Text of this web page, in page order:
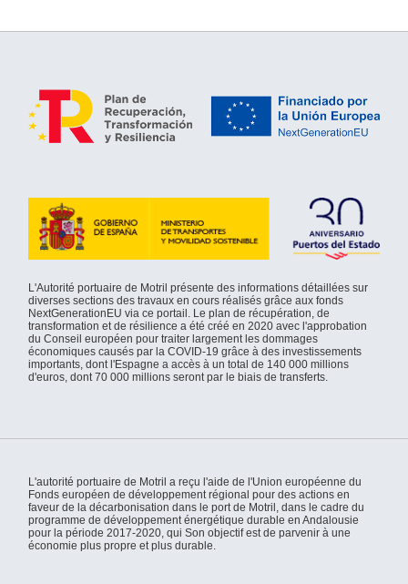
L'Autorité portuaire de Motril présente des informations détaillées sur
diverses sections des travaux en cours réalisés grâce aux fonds
NextGenerationEU via ce portail. Le plan de récupération, de
transformation et de résilience a été créé en 2020 avec l'approbation
du Conseil européen pour traiter largement les dommages
économiques causés par la COVID-19 grâce à des investissements
importants, dont l'Espagne a accès à un total de 140 000 millions
d'euros, dont 70 000 millions seront par le biais de transferts.
L'autorité portuaire de Motril a reçu l'aide de l'Union européenne du
Fonds européen de développement régional pour des actions en
faveur de la décarbonisation dans le port de Motril, dans le cadre du
programme de développement énergétique durable en Andalousie
pour la période 2017-2020, qui Son objectif est de parvenir à une
économie plus propre et plus durable.